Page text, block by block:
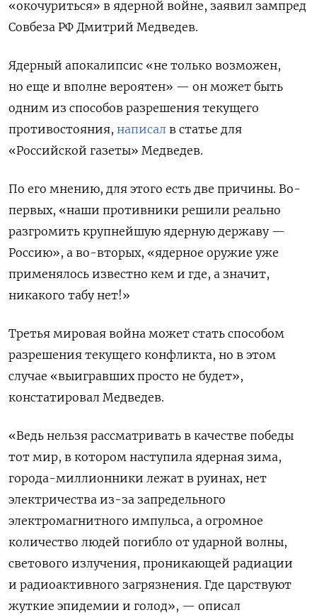
«окочуриться» в ядерной войне, заявил зампред
Совбеза РФ Дмитрий Медведев.
Ядерный апокалипсис «не только возможен,
но еще и вполне вероятен» — он может быть
одним из способов разрешения текущего
противостояния, написал в статье для
«Российской газеты» Медведев.
По его мнению, для этого есть две причины. Во-
первых, «наши противники решили реально
разгромить крупнейшую ядерную державу —
Россию», а во-вторых, «ядерное оружие уже
применялось известно кем и где, а значит,
никакого табу нет!»
Третья мировая война может стать способом
разрешения текущего конфликта, но в этом
случае «выигравших просто не будет»,
констатировал Медведев.
«Ведь нельзя рассматривать в качестве победы
тот мир, в котором наступила ядерная зима,
города-миллионники лежат в руинах, нет
электричества из-за запредельного
электромагнитного импульса, а огромное
количество людей погибло от ударной волны,
светового излучения, проникающей радиации
и радиоактивного загрязнения. Где царствуют
жуткие эпидемии и голод», — описал